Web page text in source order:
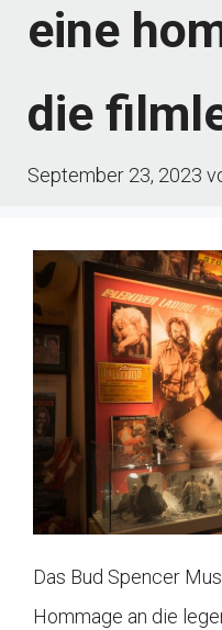
eine
die
September 23, 2023
Das Bud Spencer
Hommage an die